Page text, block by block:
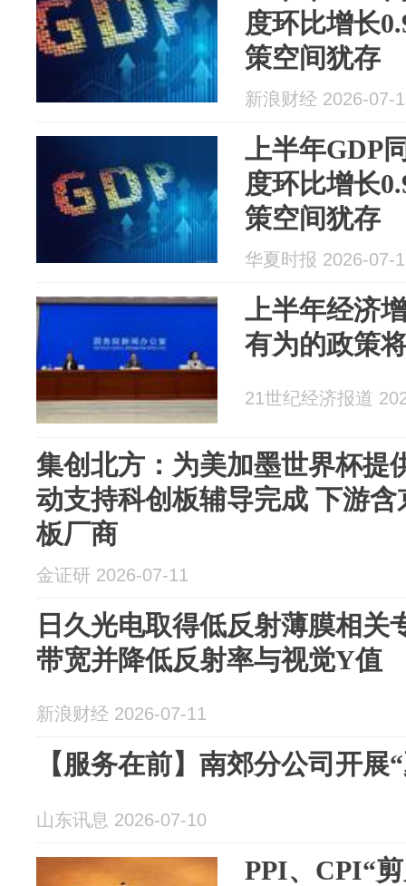
度环比增长
策空间犹存
新浪财经 2026-07-
上半年GDP
度环比增长
策空间犹存
华夏时报 2026-07-
上半年经济
有为的政策
21世纪经济报道
集创北方：为美加墨世界杯提
动支持科创板辅导完成 下游
板厂商
金证研 2026-07-11
日久光电取得低反射薄膜相关
带宽并降低反射率与视觉Y值
新浪财经 2026-07-11
【服务在前】南郊分公司开展
山东讯息 2026-07-10
PPI、CPI“